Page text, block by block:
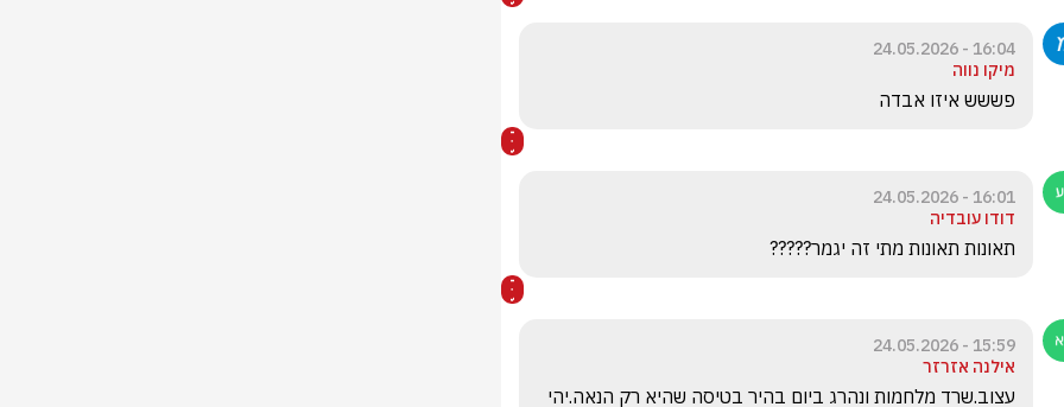
16:04 - 24.05.2026
מיקו נווה
פששש איזו אבדה
16:01 - 24.05.2026
דודו עובדיה
תאונות תאונות מתי זה יגמר?????
15:59 - 24.05.2026
אילנה אזרזר